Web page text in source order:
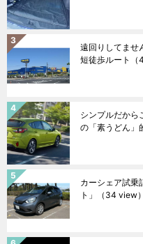
遠回りしてませ
短徒歩ルート
シンプルだから
の「素うどん」
カーシェア試乗
ト」
（34 view）